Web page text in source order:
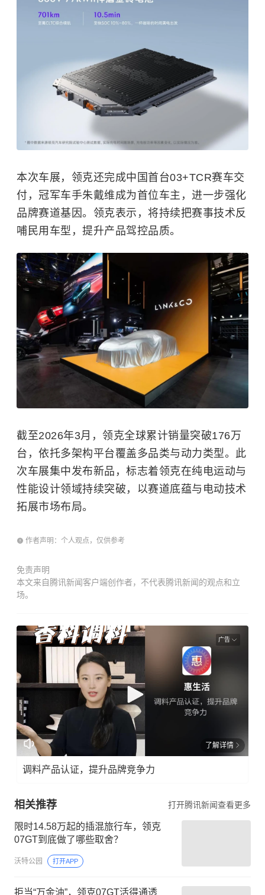
本次车展，领克还完成中国首台03+TCR赛车交
付，冠军车手朱戴维成为首位车主，进一步强化
品牌赛道基因。领克表示，将持续把赛事技术反
哺民用车型，提升产品驾控品质。
截至2026年3月，领克全球累计销量突破176万
台，依托多架构平台覆盖多品类与动力类型。此
次车展集中发布新品，标志着领克在纯电运动与
性能设计领域持续突破，以赛道底蕴与电动技术
拓展市场布局。
作者声明：个人观点，仅供参考
免责声明
本文来自腾讯新闻客户端创作者，不代表腾讯新闻的观点和立
场。
广告
了解详情
调料产品认证，提升品牌竞争力
相关推荐 打开腾讯新闻查看更多
限时14.58万起的插混旅行车，领克
07GT到底做了哪些取舍？
沃特公园 打开APP
拒当“万金油”，领克07GT活得通透